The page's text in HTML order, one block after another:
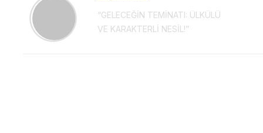
“GELECEĞİN TEMİNATI: ÜLKÜLÜ
VE KARAKTERLİ NESİL!”